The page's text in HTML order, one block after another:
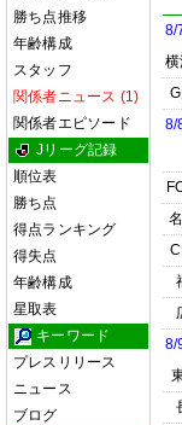
勝ち点推移
年齢構成
スタッフ
関係者ニュース (1)
関係者エピソード
Jリーグ記録
順位表
勝ち点
得点ランキング
得失点
年齢構成
星取表
キーワード
プレスリリース
ニュース
ブログ
8/
横
8/
8/